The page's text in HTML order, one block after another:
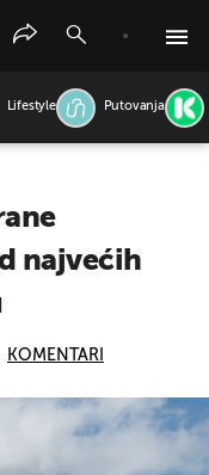
Lifestyle Putovanja
najvećih
KOMENTARI